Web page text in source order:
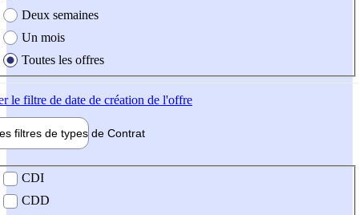
Deux semaines
Un mois
Toutes les offres
le filtre de date de création de l'offre
filtres de types de Contrat
contrat
CDI
CDD